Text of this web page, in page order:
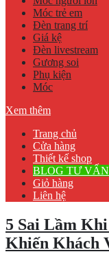
Móc trẻ em
Đèn trang trí
Giá kệ
Đèn livestream
Gương soi
Phụ kiện
Móc
Xem thêm
Trang chủ
Cửa hàng
Thiết kế shop
BLOG TƯ VẤN
Giỏ hàng
Liên hệ
5 Sai Lầm
Khiến Khách